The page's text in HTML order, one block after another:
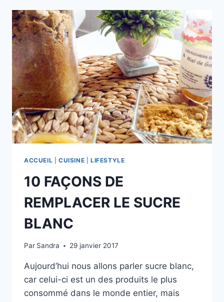
ACCUEIL CUISINE LIFESTYLE
10 FAÇONS DE
REMPLACER LE SUCRE
BLANC
Par Sandra 29 janvier 2017
Aujourd’hui nous allons parler sucre blanc,
car celui-ci est un des produits le plus
consommé dans le monde entier, mais